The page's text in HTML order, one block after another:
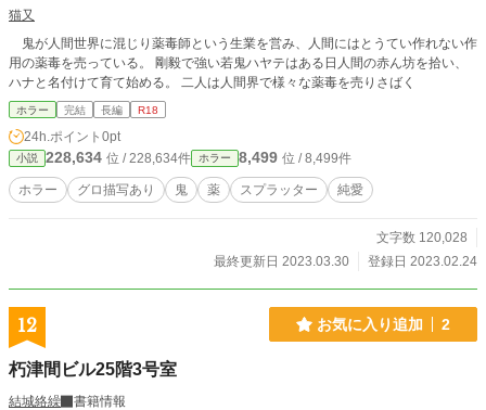
猫又
鬼が人間世界に混じり薬毒師という生業を営み、人間にはとうてい作れない作
用の薬毒を売っている。 剛毅で強い若鬼ハヤテはある日人間の赤ん坊を拾い、
ハナと名付けて育て始める。 二人は人間界で様々な薬毒を売りさばく
ホラー 完結 長編 R18
24h.ポイント 0pt
小説 228,634 位 / 228,634件 ホラー 8,499 位 / 8,499件
ホラー グロ描写あり 鬼 薬 スプラッター 純愛
文字数 120,028
最終更新日 2023.03.30
登録日 2023.02.24
12 お気に入り追加 2
朽津間ビル25階3号室
結城絡繰
書籍情報